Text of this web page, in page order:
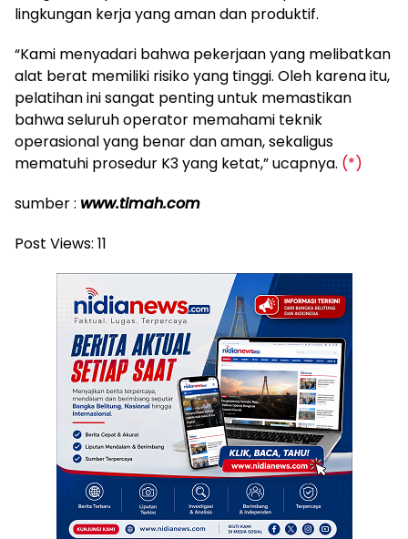
lingkungan kerja yang aman dan produktif.
“Kami menyadari bahwa pekerjaan yang melibatkan
alat berat memiliki risiko yang tinggi. Oleh karena itu,
pelatihan ini sangat penting untuk memastikan
bahwa seluruh operator memahami teknik
operasional yang benar dan aman, sekaligus
mematuhi prosedur K3 yang ketat,” ucapnya. (*)
sumber : www.timah.com
Post Views: 11